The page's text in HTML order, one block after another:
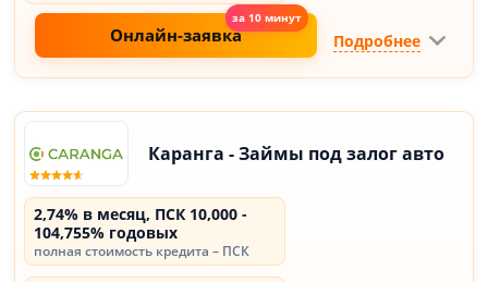
Онлайн-заявка Подробнее
Каранга - Займы под залог авто
2,74% в месяц, ПСК 10,000 -
104,755% годовых
полная стоимость кредита – ПСК